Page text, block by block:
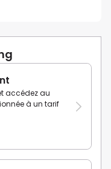
accédez au
à un tarif